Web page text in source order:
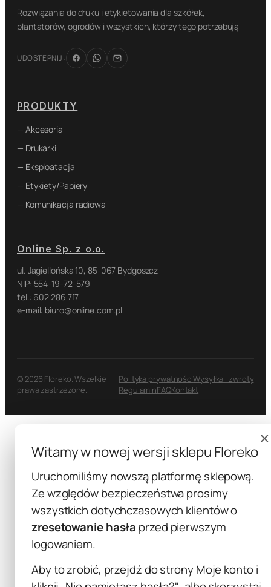
Rozwiązania do druku i etykietowania dla szkółek,
plantatorów, ogrodów i wszystkich, którzy tego potrzebują
UDOSTĘPNIJ:
PRODUKTY
— Akcesoria
— Drukarki
— Eksploatacja
— Etykiety/Papiery
— Komunikacja radiowa
Online Sp. z o.o.
ul. Jagiellońska 10, 85-067 Bydgoszcz
NIP: 554-19-72-579
tel.: 602 286 717
e-mail: biuro@online.com.pl
© 2026 Floreko. Wszelkie
prawa zastrzeżone.
Polityka prywatnościWysyłka i zwroty
RegulaminFAQKontakt
×
Witamy w nowej wersji sklepu Floreko
Uruchomiliśmy nowszą platformę sklepową.
Ze względów bezpieczeństwa prosimy
wszystkich dotychczasowych klientów o
zresetowanie hasła przed pierwszym
logowaniem.
Aby to zrobić, przejdź do stronyMoje kontoi